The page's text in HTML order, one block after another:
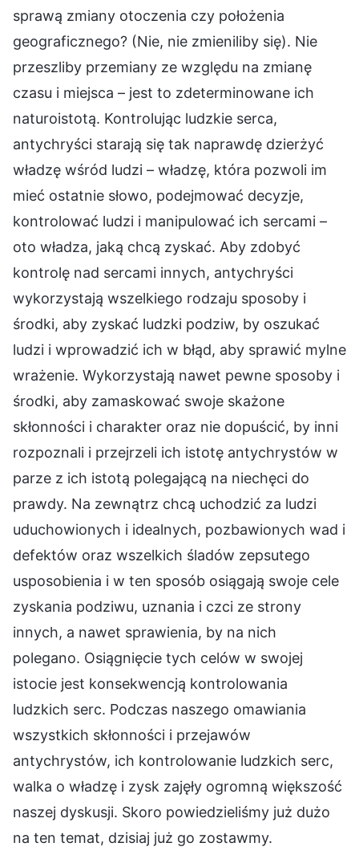
sprawą zmiany otoczenia czy położenia
geograficznego? (Nie, nie zmieniliby się). Nie
przeszliby przemiany ze względu na zmianę
czasu i miejsca – jest to zdeterminowane ich
naturoistotą. Kontrolując ludzkie serca,
antychryści starają się tak naprawdę dzierżyć
władzę wśród ludzi – władzę, która pozwoli im
mieć ostatnie słowo, podejmować decyzje,
kontrolować ludzi i manipulować ich sercami –
oto władza, jaką chcą zyskać. Aby zdobyć
kontrolę nad sercami innych, antychryści
wykorzystają wszelkiego rodzaju sposoby i
środki, aby zyskać ludzki podziw, by oszukać
ludzi i wprowadzić ich w błąd, aby sprawić mylne
wrażenie. Wykorzystają nawet pewne sposoby i
środki, aby zamaskować swoje skażone
skłonności i charakter oraz nie dopuścić, by inni
rozpoznali i przejrzeli ich istotę antychrystów w
parze z ich istotą polegającą na niechęci do
prawdy. Na zewnątrz chcą uchodzić za ludzi
uduchowionych i idealnych, pozbawionych wad i
defektów oraz wszelkich śladów zepsutego
usposobienia i w ten sposób osiągają swoje cele
zyskania podziwu, uznania i czci ze strony
innych, a nawet sprawienia, by na nich
polegano. Osiągnięcie tych celów w swojej
istocie jest konsekwencją kontrolowania
ludzkich serc. Podczas naszego omawiania
wszystkich skłonności i przejawów
antychrystów, ich kontrolowanie ludzkich serc,
walka o władzę i zysk zajęły ogromną większość
naszej dyskusji. Skoro powiedzieliśmy już dużo
na ten temat, dzisiaj już go zostawmy.